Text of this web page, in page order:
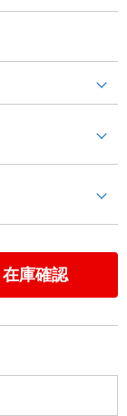
庫確認